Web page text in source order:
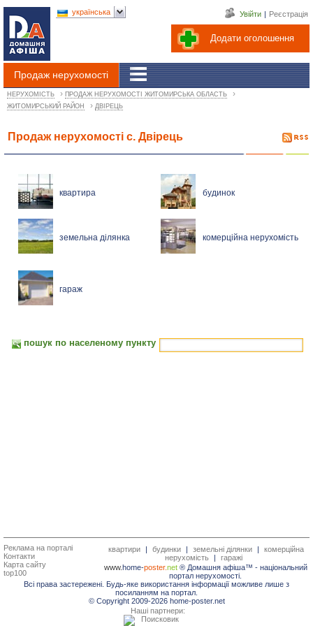
Додати оголошення
Увійти | Реєстрація
Продаж нерухомості
українська
НЕРУХОМІСТЬ › ПРОДАЖ НЕРУХОМОСТІ ЖИТОМИРСЬКА ОБЛАСТЬ ›
ЖИТОМИРСЬКИЙ РАЙОН › ДВІРЕЦЬ
Продаж нерухомості с. Двірець
квартира будинок
земельна ділянка комерційна нерухомість
гараж
пошук по населеному пункту
Реклама на порталі
Контакти
Карта сайту
top100
квартири | будинки | земельні ділянки |
комерційна
нерухомість
|
гаражі
www.home-poster.net® Домашня афіша™ - національний
портал нерухомості.
Всі права застережені. Будь-яке використання інформації можливе лише з
посиланням на портал.
© Copyright 2009-2026 home-poster.net
Наші партнери: